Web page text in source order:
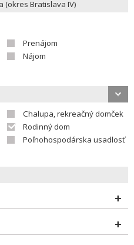
Prenájom
Nájom
Chalupa, rekreačný domček
Rodinný dom
Poľnohospodárska usadlosť